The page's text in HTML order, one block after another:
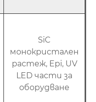
SiC
монокристален
растеж, Epi, UV
LED части за
оборудване